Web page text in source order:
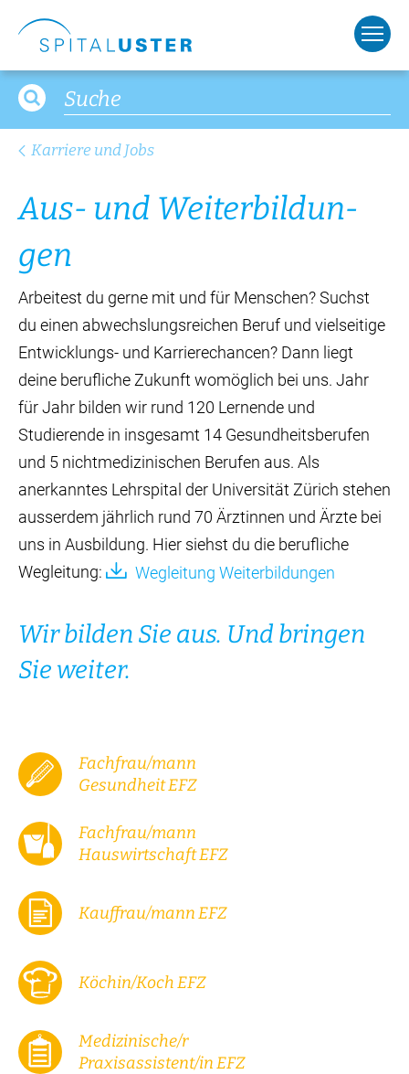
Karriere und Jobs
Aus- und Wei­ter­bil­dun­
gen
Arbeitest du gerne mit und für Menschen? Suchst
du einen abwechslungsreichen Beruf und vielseitige
Entwicklungs- und Karrierechancen? Dann liegt
deine berufliche Zukunft womöglich bei uns. Jahr
für Jahr bilden wir rund 120 Lernende und
Studierende in insgesamt 14 Gesundheitsberufen
und 5 nichtmedizinischen Berufen aus. Als
anerkanntes Lehrspital der Universität Zürich stehen
ausserdem jährlich rund 70 Ärztinnen und Ärzte bei
uns in Ausbildung. Hier siehst du die berufliche
Wegleitung:
Wegleitung Weiterbildungen
Wir bilden Sie aus. Und bringen
Sie weiter.
Fachfrau/mann
Gesundheit EFZ
Fachfrau/mann
Hauswirtschaf‌t EFZ
Kauffrau/mann EFZ
Köchin/Koch EFZ
Medizinische/r
Praxisassistent/in EFZ